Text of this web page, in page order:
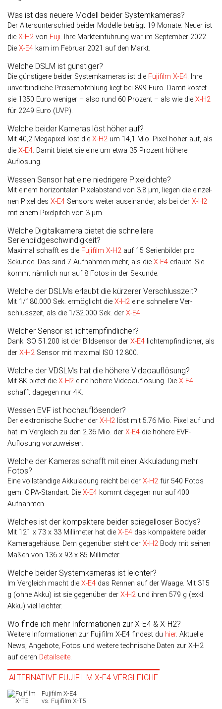
Was ist das neuere Modell beider Systemkameras?
Der Altersunterschied beider Modelle beträgt 19 Monate. Neuer ist
die X-H2 von Fuji. Ihre Markteinführung war im Sep­tem­ber 2022.
Die X-E4 kam im Februar 2021 auf den Markt.
Welche DSLM ist günstiger?
Die günstigere beider Systemkameras ist die Fujifilm X-E4. Ihre
unverbindliche Preisempfehlung liegt bei 899 Euro. Damit kostet
sie 1350 Euro weniger – also rund 60 Prozent – als wie die X-H2
für 2249 Euro (UVP).
Welche beider Kameras löst höher auf?
Mit 40,2 Megapixel löst die X-H2 um 14,1 Mio. Pixel höher auf, als
die X-E4. Damit bietet sie eine um etwa 35 Pro­zent höhere
Auflösung.
Wessen Sensor hat eine niedrigere Pixeldichte?
Mit einem horizontalen Pixelabstand von 3.8 µm, liegen die ein­zel­
nen Pixel des X-E4 Sen­sors weiter aus­einander, als bei der X-H2
mit einem Pixel­pitch von 3 µm.
Welche Digitalkamera bietet die schnellere
Serienbildgeschwindigkeit?
Maximal schafft es die Fujifilm X-H2 auf 15 Serienbilder pro
Sekunde. Das sind 7 Aufnahmen mehr, als die X-E4 erlaubt. Sie
kommt nämlich nur auf 8 Fotos in der Sekunde.
Welche der DSLMs erlaubt die kürzerer Verschlusszeit?
Mit 1/180.000 Sek. er­mög­licht die X-H2 eine schnellere Ver­
schluss­zeit, als die 1/32.000 Sek. der X-E4.
Welcher Sensor ist lichtempfindlicher?
Dank ISO 51.200 ist der Bild­sensor der X-E4 licht­emp­find­licher, als
der X-H2 Sen­sor mit maxi­mal ISO 12.800.
Welche der VDSLMs hat die höhere Videoauflösung?
Mit 8K bietet die X-H2 eine höhere Video­auf­lösung. Die X-E4
schafft dagegen nur 4K.
Wessen EVF ist hochauflösender?
Der elektronische Sucher der X-H2 löst mit 5.76 Mio. Pixel auf und
hat im Ver­gleich zu den 2.36 Mio. der X-E4 die höhere EVF-
Auflösung vor­zu­weisen.
Welche der Kameras schafft mit einer Akkuladung mehr
Fotos?
Eine vollständige Akkuladung reicht bei der X-H2 für 540 Fotos
gem. CIPA-Standart. Die X-E4 kommt dagegen nur auf 400
Aufnahmen.
Welches ist der kompaktere beider spiegelloser Bodys?
Mit 121 x 73 x 33 Millimeter hat die X-E4 das kompaktere beider
Kameragehäuse. Dem gegenüber steht der X-H2 Body mit seinen
Maßen von 136 x 93 x 85 Millimeter.
Welche beider Systemkameras ist leichter?
Im Vergleich macht die X-E4 das Rennen auf der Waage. Mit 315
g (ohne Akku) ist sie gegenüber der X-H2 und ihren 579 g (exkl.
Akku) viel leichter.
Wo finde ich mehr Informationen zur X-E4 & X-H2?
Weitere Informationen zur Fujifilm X-E4 findest du hier. Aktuelle
News, Angebote, Fotos und weitere technische Daten zur X-H2
auf deren Detailseite.
ALTERNATIVE FUJIFILM X-E4 VERGLEICHE
Fujifilm X-T5